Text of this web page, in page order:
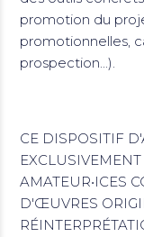
promotion du
promotionnelles,
prospection...).
CE DISPOSITIF
AMATEUR•ICES
D'ŒUVRES